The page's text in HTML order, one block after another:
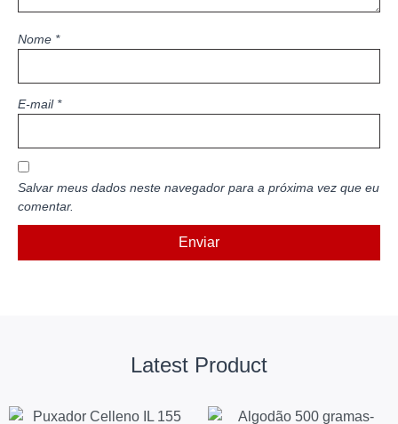
Nome *
E-mail *
Salvar meus dados neste navegador para a próxima vez que eu
comentar.
Latest Product